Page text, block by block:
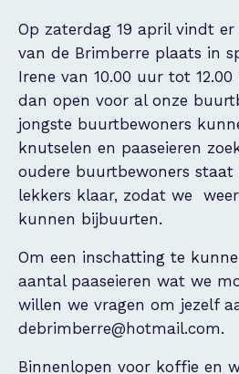
Op zaterdag 19 april vindt
van de Brimberre plaats in
Irene van 10.00 uur tot
dan open voor al onze
jongste buurtbewoners
knutselen en paaseieren
oudere buurtbewoners
lekkers klaar, zodat we
kunnen bijbuurten.
Om een inschatting te
aantal paaseieren wat we
willen we vragen om jezelf
debrimberre@hotmail.com.
Binnenlopen voor koffie en